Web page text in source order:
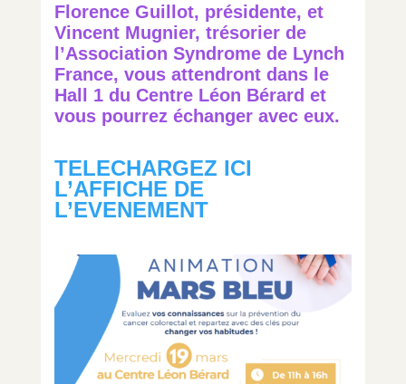
Florence Guillot, présidente, et
Vincent Mugnier, trésorier de
l’Association Syndrome de Lynch
France, vous attendront dans le
Hall 1 du Centre Léon Bérard et
vous pourrez échanger avec eux.
TELECHARGEZ ICI
L’AFFICHE DE
L’EVENEMENT